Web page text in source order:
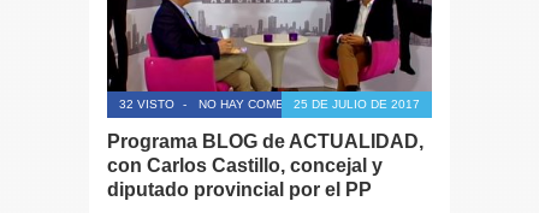
32 VISTO - NO HAY COMENTARIOS25 DE JULIO DE 2017
Programa BLOG de ACTUALIDAD,
con Carlos Castillo, concejal y
diputado provincial por el PP